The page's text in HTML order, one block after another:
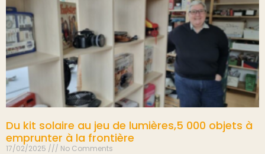
Du kit solaire au jeu de lumières,5 000 objets à
emprunter à la frontière
17/02/2025 No Comments